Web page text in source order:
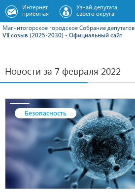
Магнитогорское городское Cобрание депутатов
VII созыв (2025-2030) - Официальный сайт
Интернет
приёмная
Узнай депутата
своего округа
Новости за 7 февраля 2022
Безопасность